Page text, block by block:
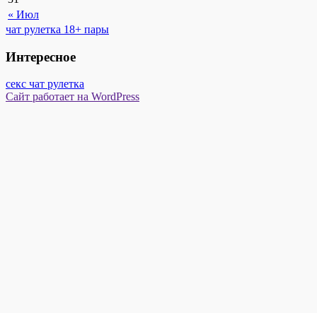
« Июл
чат рулетка 18+ пары
Интересное
секс чат рулетка
Сайт работает на WordPress